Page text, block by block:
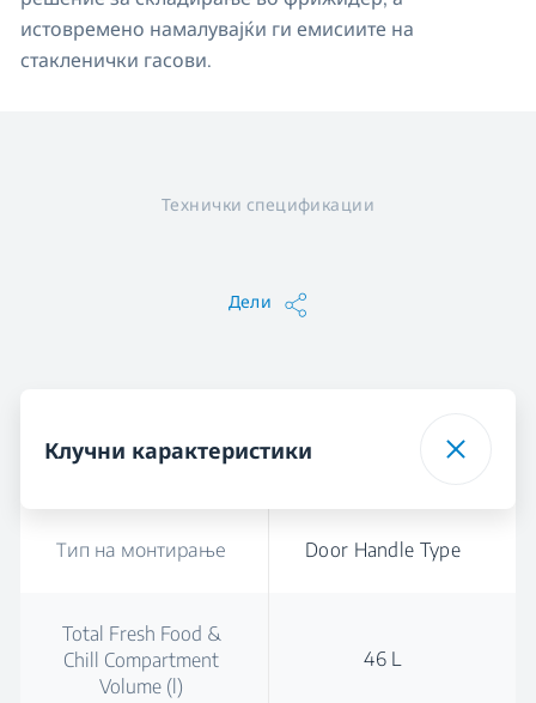
истовремено намалувајќи ги емисиите на
стакленички гасови.
Технички спецификации
Дели
Клучни карактеристики
Тип на монтирање Door Handle Type
Total Fresh Food &
Chill Compartment
Volume (l)
46 L